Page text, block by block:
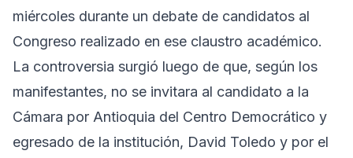
miércoles durante un debate de candidatos al
Congreso realizado en ese claustro académico.
La controversia surgió luego de que, según los
manifestantes, no se invitara al candidato a la
Cámara por Antioquia del Centro Democrático y
egresado de la institución, David Toledo y por el